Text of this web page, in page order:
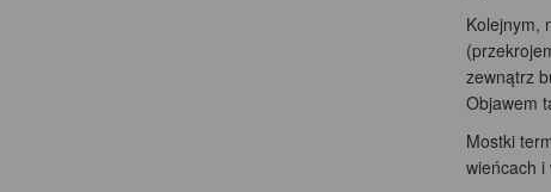
Kolejnym,
zewnątrz
Objawem
Mostki
wieńcach i